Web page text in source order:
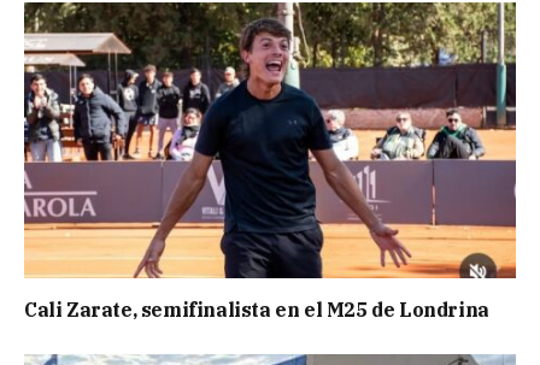
Cali Zarate, semifinalista en el M25 de Londrina